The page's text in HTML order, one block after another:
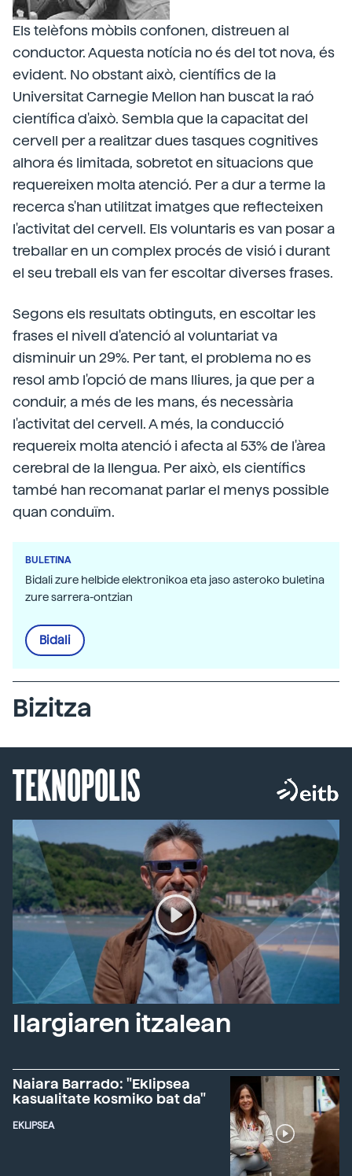
Els telèfons mòbils confonen, distreuen al
conductor. Aquesta notícia no és del tot nova, és
evident. No obstant això, científics de la
Universitat Carnegie Mellon han buscat la raó
científica d'això. Sembla que la capacitat del
cervell per a realitzar dues tasques cognitives
alhora és limitada, sobretot en situacions que
requereixen molta atenció. Per a dur a terme la
recerca s'han utilitzat imatges que reflecteixen
l'activitat del cervell. Els voluntaris es van posar a
treballar en un complex procés de visió i durant
el seu treball els van fer escoltar diverses frases.
Segons els resultats obtinguts, en escoltar les
frases el nivell d'atenció al voluntariat va
disminuir un 29%. Per tant, el problema no es
resol amb l'opció de mans lliures, ja que per a
conduir, a més de les mans, és necessària
l'activitat del cervell. A més, la conducció
requereix molta atenció i afecta al 53% de l'àrea
cerebral de la llengua. Per això, els científics
també han recomanat parlar el menys possible
quan conduïm.
BULETINA
Bidali zure helbide elektronikoa eta jaso asteroko buletina
zure sarrera-ontzian
Bidali
Bizitza
TEKNOPOLIS
Ilargiaren itzalean
Naiara Barrado: "Eklipsea
kasualitate kosmiko bat da"
EKLIPSEA